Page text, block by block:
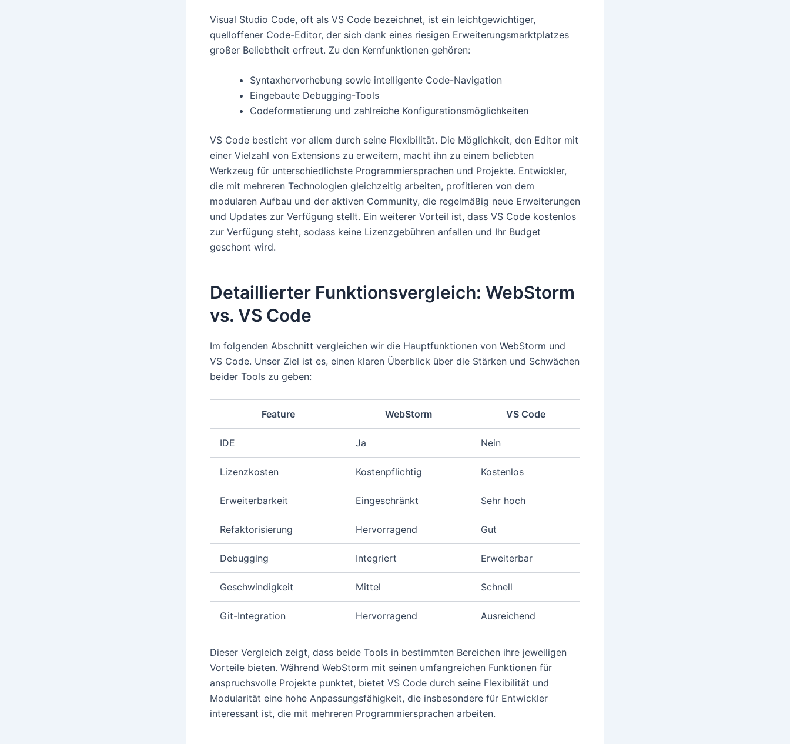
Visual Studio Code, oft als VS Code bezeichnet, ist ein leichtgewichtiger,
quelloffener Code-Editor, der sich dank eines riesigen Erweiterungsmarktplatzes
großer Beliebtheit erfreut. Zu den Kernfunktionen gehören:
Syntaxhervorhebung sowie intelligente Code-Navigation
Eingebaute Debugging-Tools
Codeformatierung und zahlreiche Konfigurationsmöglichkeiten
VS Code besticht vor allem durch seine Flexibilität. Die Möglichkeit, den Editor mit
einer Vielzahl von Extensions zu erweitern, macht ihn zu einem beliebten
Werkzeug für unterschiedlichste Programmiersprachen und Projekte. Entwickler,
die mit mehreren Technologien gleichzeitig arbeiten, profitieren von dem
modularen Aufbau und der aktiven Community, die regelmäßig neue Erweiterungen
und Updates zur Verfügung stellt. Ein weiterer Vorteil ist, dass VS Code kostenlos
zur Verfügung steht, sodass keine Lizenzgebühren anfallen und Ihr Budget
geschont wird.
Detaillierter Funktionsvergleich: WebStorm
vs. VS Code
Im folgenden Abschnitt vergleichen wir die Hauptfunktionen von WebStorm und
VS Code. Unser Ziel ist es, einen klaren Überblick über die Stärken und Schwächen
beider Tools zu geben:
Feature WebStorm VS Code
IDE Ja Nein
Lizenzkosten Kostenpflichtig Kostenlos
Erweiterbarkeit Eingeschränkt Sehr hoch
Refaktorisierung Hervorragend Gut
Debugging Integriert Erweiterbar
Geschwindigkeit Mittel Schnell
Git-Integration Hervorragend Ausreichend
Dieser Vergleich zeigt, dass beide Tools in bestimmten Bereichen ihre jeweiligen
Vorteile bieten. Während WebStorm mit seinen umfangreichen Funktionen für
anspruchsvolle Projekte punktet, bietet VS Code durch seine Flexibilität und
Modularität eine hohe Anpassungsfähigkeit, die insbesondere für Entwickler
interessant ist, die mit mehreren Programmiersprachen arbeiten.